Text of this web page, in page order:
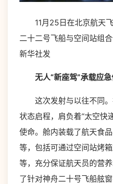
11月25日在北京航天飞
二十二号飞船与空间站组
新华社发
无人“新座驾”承载应
这次发射与以往不同。
状态启程，肩负着“太空快
使命。舱内装载了航天食
等，包括可通过空间站烤
等，充分保证航天员的营
了针对神舟二十号飞船舷